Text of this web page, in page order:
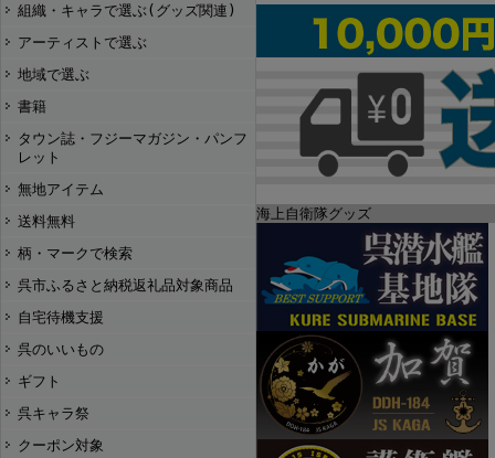
組織・キャラで選ぶ(グッズ関連)
アーティストで選ぶ
地域で選ぶ
書籍
タウン誌・フジーマガジン・パンフ
レット
無地アイテム
送料無料
柄・マークで検索
呉市ふるさと納税返礼品対象商品
自宅待機支援
呉のいいもの
ギフト
呉キャラ祭
クーポン対象
海上自衛隊グッズ